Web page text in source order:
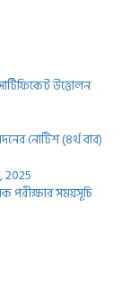
উত্তোলন
নোটিশ (৪র্থ বার)
2025
পরীক্ষার সময়সূচি